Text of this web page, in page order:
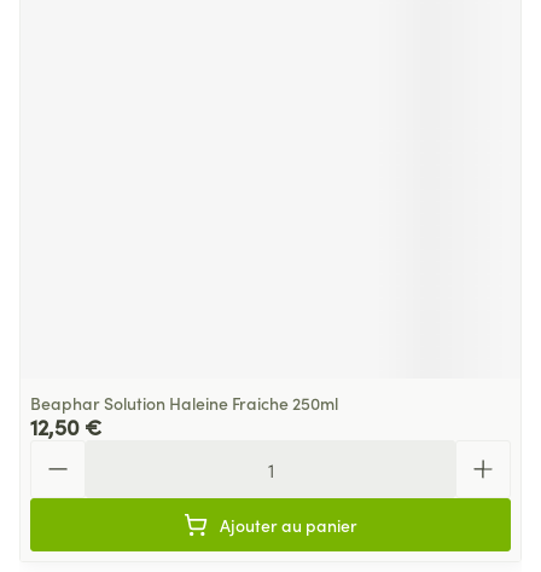
Beaphar Solution Haleine Fraiche 250ml
12,50 €
Ajouter au panier